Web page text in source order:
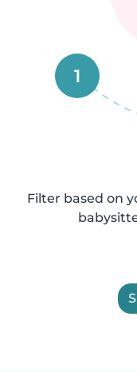
1
Filter based on